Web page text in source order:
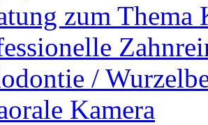
zum Thema
/
Kamera